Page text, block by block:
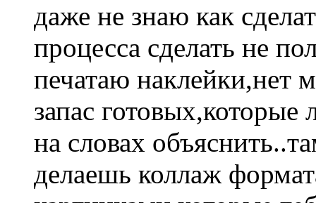
даже не знаю как
процесса сделать не
печатаю наклейки,нет
запас
на словах
делаешь коллаж